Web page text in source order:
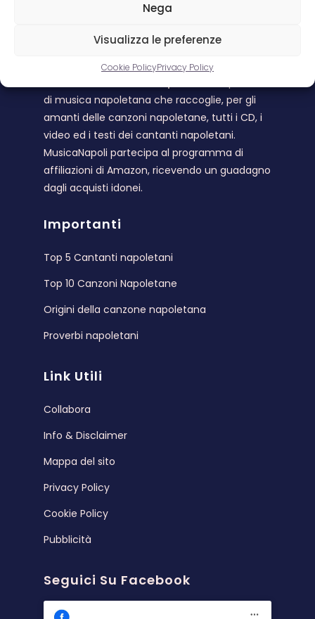
Nega
Visualizza le preferenze
Cookie PolicyPrivacy Policy
di musica napoletana che raccoglie, per gli
amanti delle canzoni napoletane, tutti i CD, i
video ed i testi dei cantanti napoletani.
MusicaNapoli partecipa al programma di
affiliazioni di Amazon, ricevendo un guadagno
dagli acquisti idonei.
Importanti
Top 5 Cantanti napoletani
Top 10 Canzoni Napoletane
Origini della canzone napoletana
Proverbi napoletani
Link Utili
Collabora
Info & Disclaimer
Mappa del sito
Privacy Policy
Cookie Policy
Pubblicità
Seguici Su Facebook